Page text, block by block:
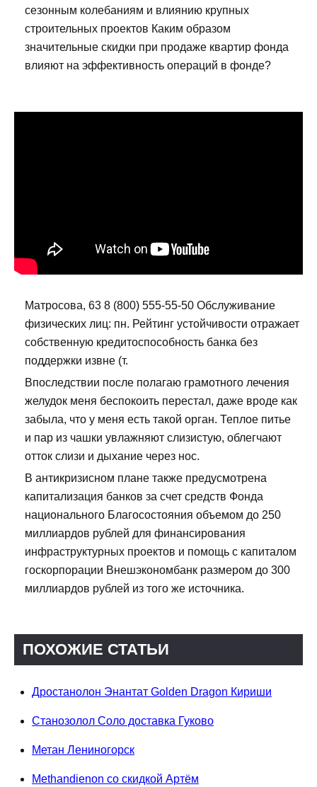
сезонным колебаниям и влиянию крупных
строительных проектов Каким образом
значительные скидки при продаже квартир фонда
влияют на эффективность операций в фонде?
Матросова, 63 8 (800) 555-55-50 Обслуживание
физических лиц: пн. Рейтинг устойчивости отражает
собственную кредитоспособность банка без
поддержки извне (т.
Впоследствии после полагаю грамотного лечения
желудок меня беспокоить перестал, даже вроде как
забыла, что у меня есть такой орган. Теплое питье
и пар из чашки увлажняют слизистую, облегчают
отток слизи и дыхание через нос.
В антикризисном плане также предусмотрена
капитализация банков за счет средств Фонда
национального Благосостояния объемом до 250
миллиардов рублей для финансирования
инфраструктурных проектов и помощь с капиталом
госкорпорации Внешэкономбанк размером до 300
миллиардов рублей из того же источника.
ПОХОЖИЕ СТАТЬИ
Дростанолон Энантат Golden Dragon Кириши
Станозолол Соло доставка Гуково
Метан Лениногорск
Methandienon со скидкой Артём